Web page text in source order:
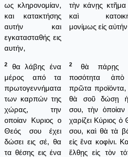
ως κληρονομίαν,
και κατακτήσης
αυτήν και
εγκατασταθής εις
αυτήν,
τὴν κάνῃς
καὶ
μονίμως εἰς
2
θα λάβης ένα
μέρος από τα
πρωτογεννήματα
των καρπών της
χώρας, την
οποίαν Κυριος ο
Θεός σου έχει
δώσει εις σέ, θα
τα θέσης εις ένα
2
θὰ πάρῃς
ποσότητα
πρῶτα
θὰ σοῦ δώσῃ
σου, τὴν
χαρίζει Κύριος ὁ
σου, καὶ θὰ τὰ
εἰς ἕνα κοφίνι.
ἔλθῃς εἰς τὸν